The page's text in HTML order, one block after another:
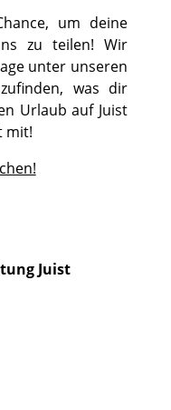
um deine
zu teilen! Wir
unter unseren
was dir
Urlaub auf Juist
mit!
Juist